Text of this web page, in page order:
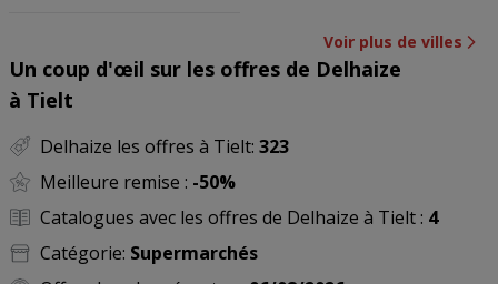
Voir plus de villes
Un coup d'œil sur les offres de Delhaize
à Tielt
Delhaize les offres à Tielt: 323
Meilleure remise : -50%
Catalogues avec les offres de Delhaize à Tielt : 4
Catégorie: Supermarchés